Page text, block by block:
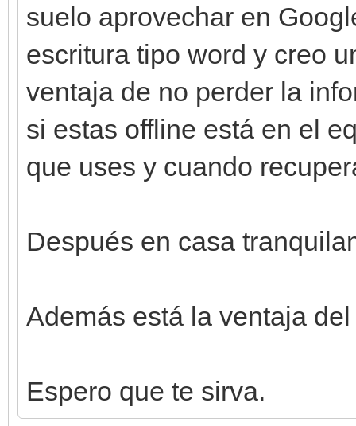
suelo aprovechar en
escritura tipo word y creo
ventaja de no perder la
si estas offline está en el
que uses y cuando
Después en casa
Además está la ventaja
Espero que te sirva.